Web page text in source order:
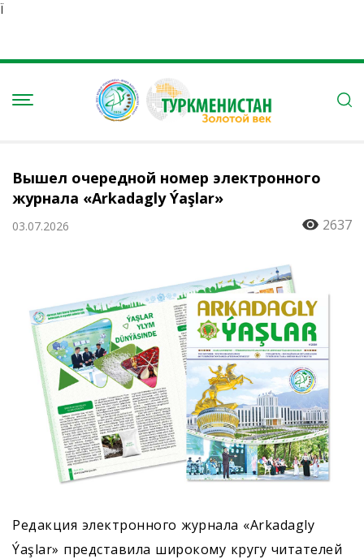
Ï
Вышел очередной номер электронного
журнала «Arkadagly Ýaşlar»
03.07.2026 2637
Редакция электронного журнала «Arkadagly
Ýaşlar» представила широкому кругу читателей